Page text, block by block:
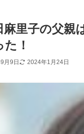
麻里子の父親
！
月9日 2024年1月24日